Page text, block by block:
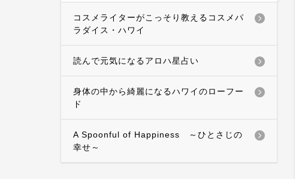
コスメライターがこっそり教えるコスメパ
ラダイス・ハワイ
読んで元気になるアロハ星占い
身体の中から綺麗になるハワイのローフー
ド
A Spoonful of Happiness ～ひとさじの
幸せ～